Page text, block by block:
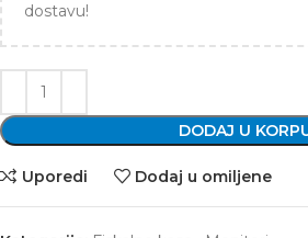
dostavu!
DODAJ U
Uporedi Dodaj u omiljene